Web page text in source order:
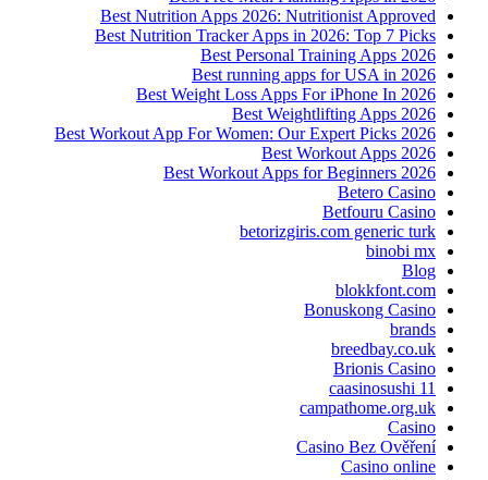
Best Nutrition Apps 2026: Nutritionist Approved
Best Nutrition Tracker Apps in 2026: Top 7 Picks
Best Personal Training Apps 2026
Best running apps for USA in 2026
Best Weight Loss Apps For iPhone In 2026
Best Weightlifting Apps 2026
Best Workout App For Women: Our Expert Picks 2026
Best Workout Apps 2026
Best Workout Apps for Beginners 2026
Betero Casino
Betfouru Casino
betorizgiris.com generic turk
binobi mx
Blog
blokkfont.com
Bonuskong Casino
brands
breedbay.co.uk
Brionis Casino
caasinosushi 11
campathome.org.uk
Casino
Casino Bez Ověření
Casino online